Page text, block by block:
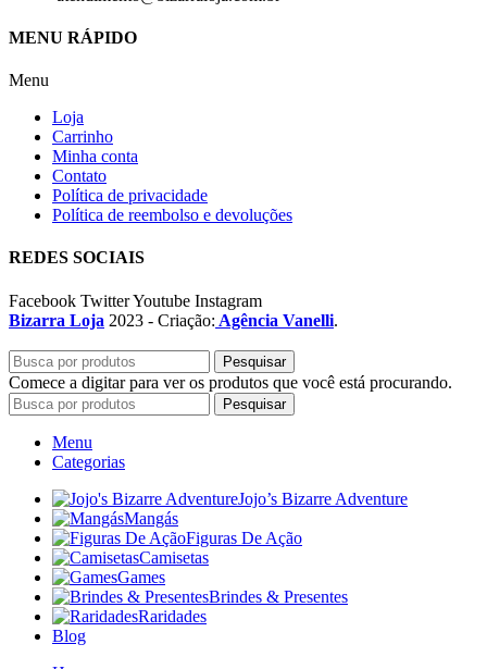
MENU RÁPIDO
Menu
Loja
Carrinho
Minha conta
Contato
Política de privacidade
Política de reembolso e devoluções
REDES SOCIAIS
Facebook TwitterYoutube Instagram
Bizarra Loja 2023 - Criação: Agência Vanelli.
Pesquisar
Comece a digitar para ver os produtos que você está procurando.
Pesquisar
Menu
Categorias
Jojo’s Bizarre Adventure
Mangás
Figuras De Ação
Camisetas
Games
Brindes & Presentes
Raridades
Blog